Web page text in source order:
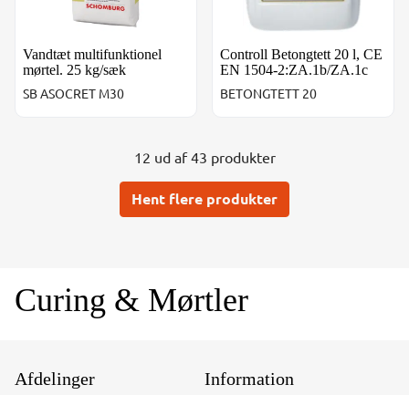
Vandtæt multifunktionel
mørtel. 25 kg/sæk
SB ASOCRET M30
Controll Betongtett 20 l, CE
EN 1504-2:ZA.1b/ZA.1c
BETONGTETT 20
12 ud af 43 produkter
Hent flere produkter
Curing & Mørtler
Afdelinger Information